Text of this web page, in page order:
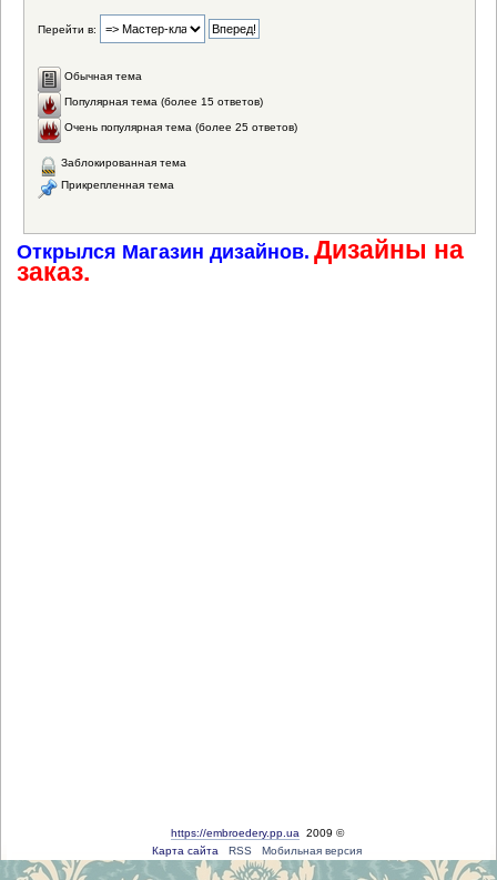
Перейти в:
Обычная тема
Популярная тема (более 15 ответов)
Очень популярная тема (более 25 ответов)
Заблокированная тема
Прикрепленная тема
Открылся Магазин дизайнов. Дизайны на
заказ.
https://embroedery.pp.ua 2009 ©
Карта сайта
RSS Мобильная версия